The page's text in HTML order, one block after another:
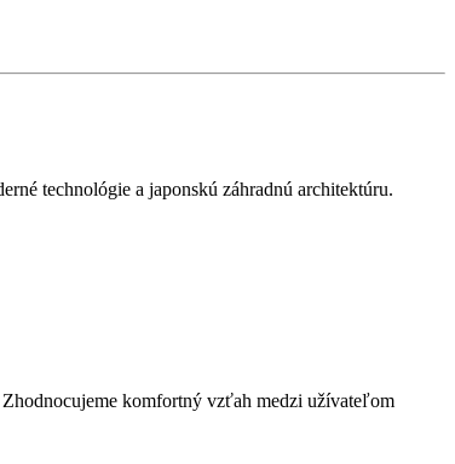
technológie a japonskú záhradnú architektúru.
Zhodnocujeme komfortný vzťah medzi užívateľom